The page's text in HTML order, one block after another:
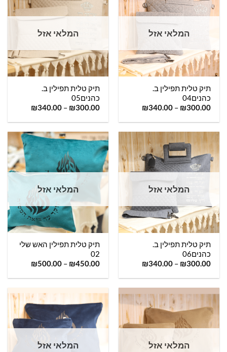
המלאי אזל
תיק טלית תפילין ב.
כהנים04
₪300.00
–
₪340.00
המלאי אזל
תיק טלית תפילין ב.
כהנים05
₪300.00
–
₪340.00
המלאי אזל
תיק טלית תפילין ב.
כהנים06
₪300.00
–
₪340.00
המלאי אזל
תיק טלית תפילין האש שלי
02
₪450.00
–
₪500.00
המלאי אזל המלאי אזל